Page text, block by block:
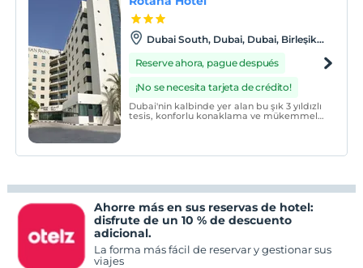
Dubai South, Dubai, Dubai, Birleşik
Reserve ahora, pague después
¡No se necesita tarjeta de crédito!
Dubai'nin kalbinde yer alan bu şık 3 yıldızlı
tesis, konforlu konaklama ve mükemmel
ideal bir tercihtir.
Ahorre más en sus reservas de hotel:
disfrute de un 10 % de descuento
adicional.
La forma más fácil de reservar y gestionar sus
viajes